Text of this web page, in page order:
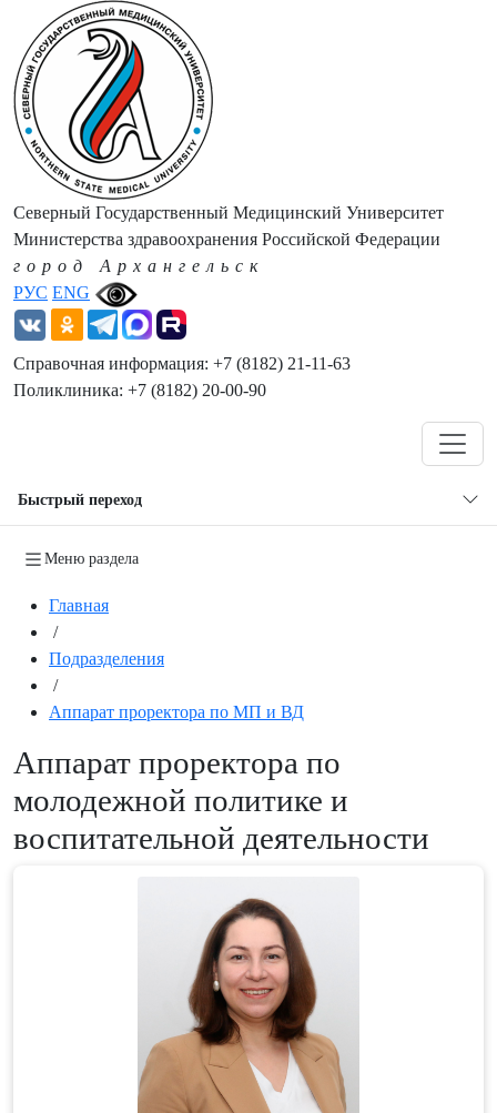
РУС ENG
Северный Государственный Медицинский Университет
Министерства здравоохранения Российской Федерации
город Архангельск
Справочная информация: +7 (8182) 21-11-63
Поликлиника: +7 (8182) 20-00-90
Быстрый переход
Меню раздела
Главная
/
Подразделения
/
Аппарат проректора по МП и ВД
Аппарат проректора по
молодежной политике и
воспитательной деятельности